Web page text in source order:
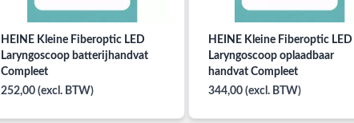
HEINE Kleine Fiberoptic LED
Laryngoscoop batterijhandvat
Compleet
252,00 (excl. BTW)
HEINE Kleine Fiberoptic LED
Laryngoscoop oplaadbaar
handvat Compleet
344,00 (excl. BTW)